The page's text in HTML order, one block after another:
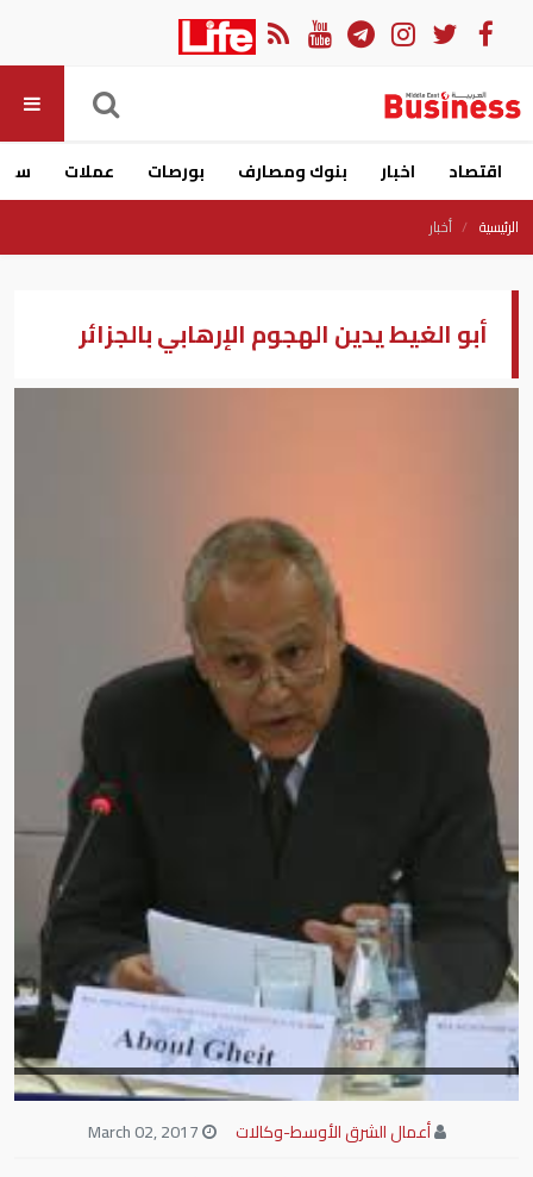
اقتصاد اخبار بنوك ومصارف بورصات عملات
الرئيسية أخبار
أبو الغيط يدين الهجوم الإرهابي بالجزائر
أعمال الشرق الأوسط-وكالات